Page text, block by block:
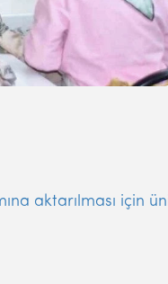
aktarılması için